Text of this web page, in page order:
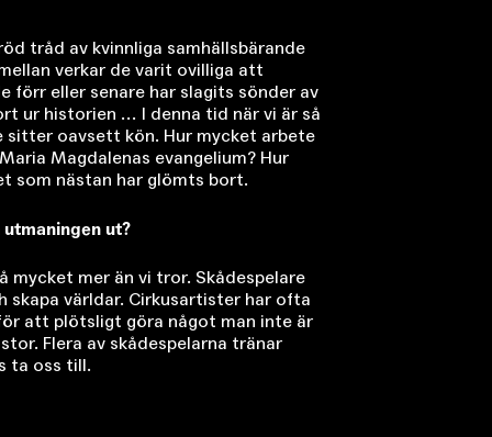
tråd av kvinnliga samhällsbärande
verkar de varit ovilliga att
förr eller senare har slagits sönder av
ur historien … I denna tid när vi är så
sitter oavsett kön. Hur mycket arbete
Magdalenas evangelium? Hur
som nästan har glömts bort.
ut?
mycket mer än vi tror. Skådespelare
skapa världar. Cirkusartister har ofta
att plötsligt göra något man inte är
Flera av skådespelarna tränar
ta oss till.